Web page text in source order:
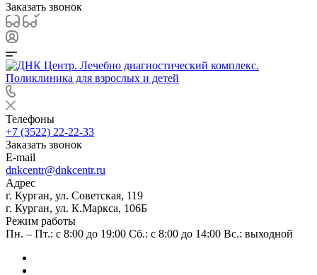
Заказать звонок
Телефоны
+7 (3522) 22-22-33
Заказать звонок
E-mail
dnkcentr@dnkcentr.ru
Адрес
г. Курган, ул. Советская, 119
г. Курган, ул. К.Маркса, 106Б
Режим работы
Пн. – Пт.: с 8:00 до 19:00 Сб.: с 8:00 до 14:00 Вс.: выходной